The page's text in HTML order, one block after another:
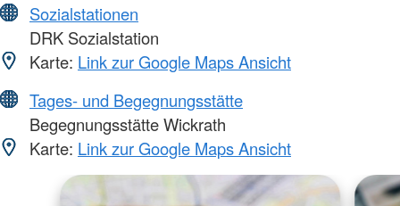
Sozialstationen
DRK Sozialstation
Karte: Link zur Google Maps Ansicht
Tages- und Begegnungsstätte
Begegnungsstätte Wickrath
Karte: Link zur Google Maps Ansicht